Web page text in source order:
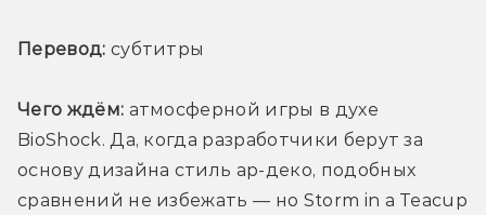
Перевод: субтитры
Чего ждём: атмосферной игры в духе
BioShock. Да, когда разработчики берут за
основу дизайна стиль ар-деко, подобных
сравнений не избежать — но Storm in a Teacup